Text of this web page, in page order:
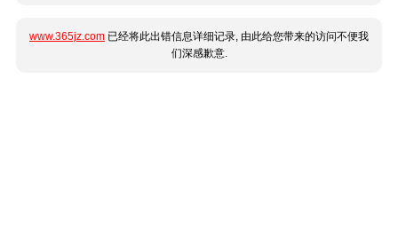
www.365jz.com 已经将此出错信息详细记录, 由此给您带来的访问不便我
们深感歉意.